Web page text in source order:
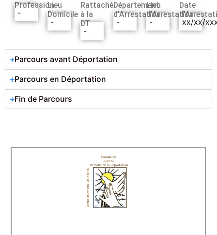
Profession
-
Lieu
Domicile
-
Rattaché
à la
DT
-
Département
d’Arrestation
-
Lieu
d’Arrestation
-
Date
xx/xx/
Parcours avant Déportation
Parcours en Déportation
Fin de Parcours